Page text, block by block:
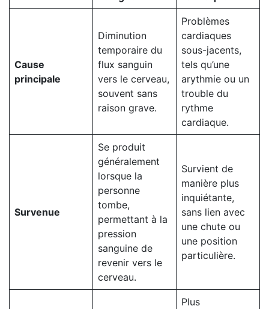
Cause
principale
Diminution
temporaire du
flux sanguin
vers le cerveau,
souvent sans
raison grave.
Problèmes
cardiaques
sous-jacents,
tels qu’une
arythmie ou un
trouble du
rythme
cardiaque.
Survenue
Se produit
généralement
lorsque la
personne
tombe,
permettant à la
pression
sanguine de
revenir vers le
cerveau.
Survient de
manière plus
inquiétante,
sans lien avec
une chute ou
une position
particulière.
Plus